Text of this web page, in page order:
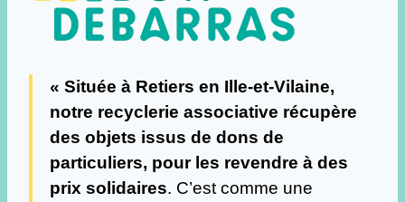
« Située à Retiers en Ille-et-Vilaine,
notre recyclerie associative récupère
des objets issus de dons de
particuliers, pour les revendre à des
prix solidaires. C’est comme une